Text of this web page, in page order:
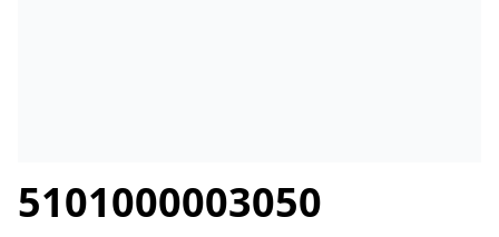
5101000003050